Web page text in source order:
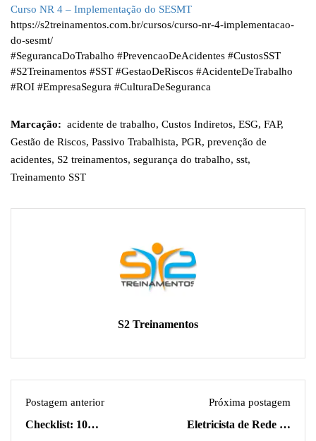
Curso NR 4 – Implementação do SESMT
https://s2treinamentos.com.br/cursos/curso-nr-4-implementacao-
do-sesmt/
#SegurancaDoTrabalho #PrevencaoDeAcidentes #CustosSST
#S2Treinamentos #SST #GestaoDeRiscos #AcidenteDeTrabalho
#ROI #EmpresaSegura #CulturaDeSeguranca
Marcação: acidente de trabalho, Custos Indiretos, ESG, FAP,
Gestão de Riscos, Passivo Trabalhista, PGR, prevenção de
acidentes, S2 treinamentos, segurança do trabalho, sst,
Treinamento SST
S2 Treinamentos
Postagem anterior
Checklist: 10
Próxima postagem
Eletricista de Rede de